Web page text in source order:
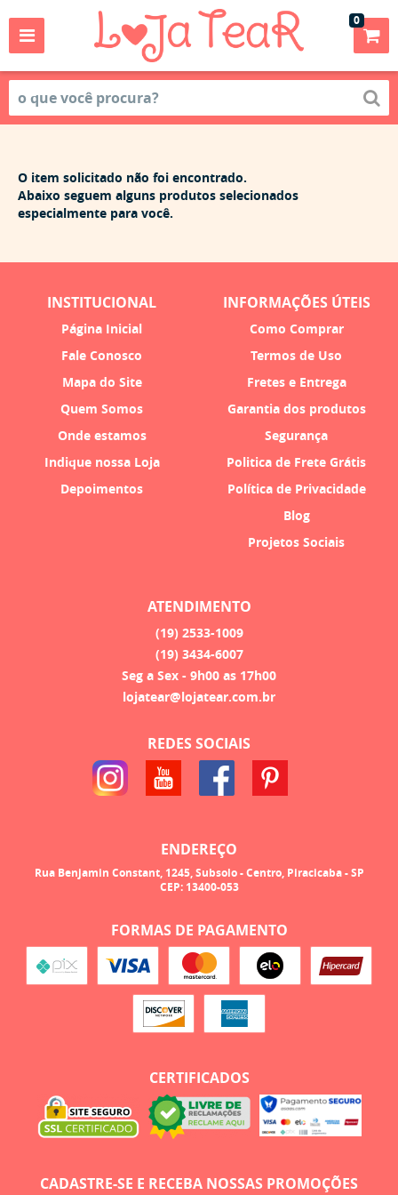
0
O item solicitado não foi encontrado.
Abaixo seguem alguns produtos selecionados
especialmente para você.
INSTITUCIONAL
Página Inicial
Fale Conosco
Mapa do Site
Quem Somos
Onde estamos
Indique nossa Loja
Depoimentos
INFORMAÇÕES ÚTEIS
Como Comprar
Termos de Uso
Fretes e Entrega
Garantia dos produtos
Segurança
Politica de Frete Grátis
Política de Privacidade
Blog
Projetos Sociais
ATENDIMENTO
(19) 2533-1009
(19) 3434-6007
Seg a Sex - 9h00 as 17h00
lojatear@lojatear.com.br
REDES SOCIAIS
ENDEREÇO
Rua Benjamin Constant, 1245, Subsolo-Centro, Piracicaba-SP
CEP: 13400-053
FORMAS DE PAGAMENTO
CERTIFICADOS
CADASTRE-SE E RECEBA NOSSAS PROMOÇÕES